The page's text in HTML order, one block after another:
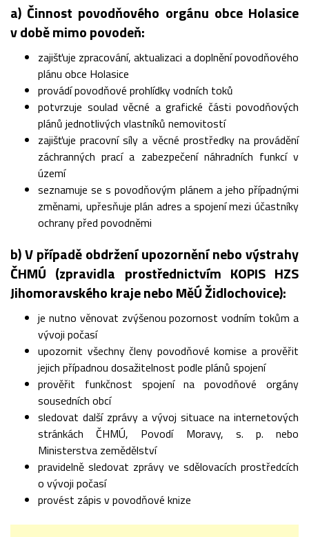
a) Činnost povodňového orgánu obce Holasice
v době mimo povodeň:
zajišťuje zpracování, aktualizaci a doplnění povodňového
plánu obce Holasice
provádí povodňové prohlídky vodních toků
potvrzuje soulad věcné a grafické části povodňových
plánů jednotlivých vlastníků nemovitostí
zajišťuje pracovní síly a věcné prostředky na provádění
záchranných prací a zabezpečení náhradních funkcí v
území
seznamuje se s povodňovým plánem a jeho případnými
změnami, upřesňuje plán adres a spojení mezi účastníky
ochrany před povodněmi
b) V případě obdržení upozornění nebo výstrahy
ČHMÚ (zpravidla prostřednictvím KOPIS HZS
Jihomoravského kraje nebo MěÚ Židlochovice):
je nutno věnovat zvýšenou pozornost vodním tokům a
vývoji počasí
upozornit všechny členy povodňové komise a prověřit
jejich případnou dosažitelnost podle plánů spojení
prověřit funkčnost spojení na povodňové orgány
sousedních obcí
sledovat další zprávy a vývoj situace na internetových
stránkách ČHMÚ, Povodí Moravy, s. p. nebo
Ministerstva zemědělství
pravidelně sledovat zprávy ve sdělovacích prostředcích
o vývoji počasí
provést zápis v povodňové knize